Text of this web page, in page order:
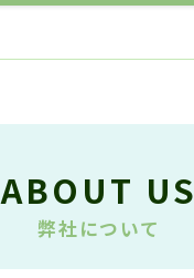
ABOUT US
弊社について